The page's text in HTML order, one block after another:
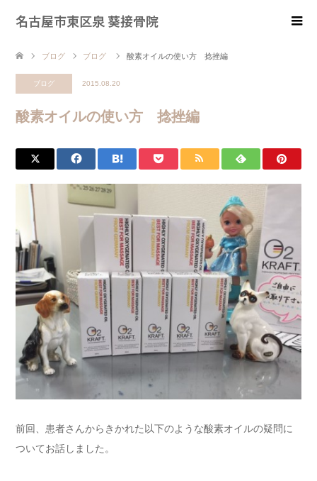
名古屋市東区泉 葵接骨院
ブログ ブログ 酸素オイルの使い方 捻挫編
ブログ 2015.08.20
酸素オイルの使い方 捻挫編
前回、患者さんからきかれた以下のような酸素オイルの疑問に
ついてお話しました。